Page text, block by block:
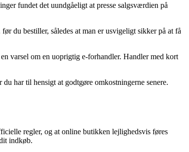
fundet det uundgåeligt at presse salgsværdien på
du bestiller, således at man er usvigeligt sikker på at få
varsel om en uoprigtig e-forhandler. Handler med kort
har til hensigt at godtgøre omkostningerne senere.
regler, og at online butikken lejlighedsvis føres
indkøb.